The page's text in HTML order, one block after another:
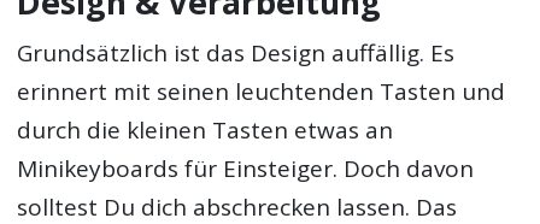
Grundsätzlich ist das Design auffällig. Es
erinnert mit seinen leuchtenden Tasten und
durch die kleinen Tasten etwas an
Minikeyboards für Einsteiger. Doch davon
solltest Du dich abschrecken lassen. Das